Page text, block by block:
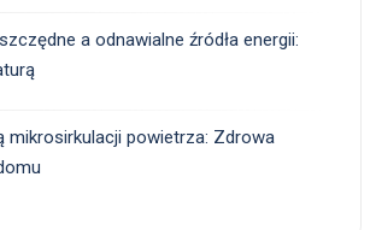
a odnawialne źródła energii:
mikrosirkulacji powietrza: Zdrowa